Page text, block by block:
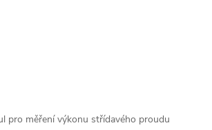
pro měření výkonu střídavého proudu